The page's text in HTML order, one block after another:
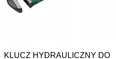
KLUCZ HYDRAULICZNY DO